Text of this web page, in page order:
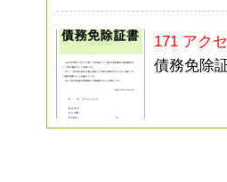
171 アク
債務免除